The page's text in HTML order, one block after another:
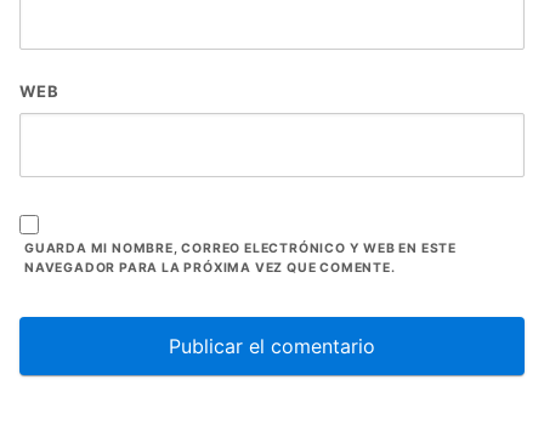
WEB
GUARDA MI NOMBRE, CORREO ELECTRÓNICO Y WEB EN ESTE
NAVEGADOR PARA LA PRÓXIMA VEZ QUE COMENTE.